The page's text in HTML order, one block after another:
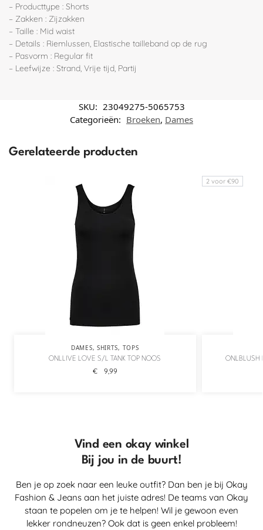
– Producttype : Shorts
– Zakken : Zijzakken
– Taille : Mid waist
– Details : Riemlussen, Elastische tailleband op de rug
– Pasvorm : Regular fit
– Leefwijze : Strand, Vrije tijd, Partij
SKU: 23049275-5065753
Categorieën: Broeken, Dames
Gerelateerde producten
DAMES, SHIRTS, TOPS
ONLLIVE LOVE S/L TANK TOP NOOS
€ 9,99
2 voor €90
ONLBLUSH
Vind een okay winkel
Bij jou in de buurt!
Ben je op zoek naar een leuke outfit? Dan ben je bij Okay
Fashion & Jeans aan het juiste adres! De teams van Okay
staan te popelen om je te helpen! Wil je gewoon even
lekker rondneuzen? Ook dat is geen enkel probleem!